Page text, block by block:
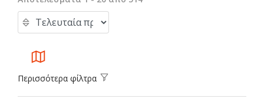
Περισσότερα φίλτρα